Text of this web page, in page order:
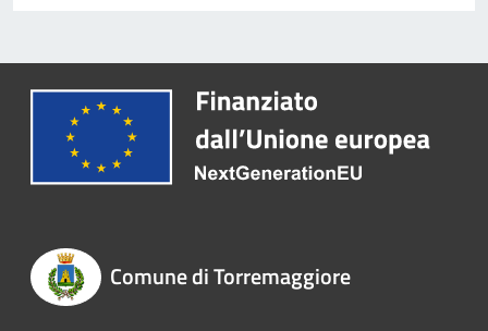
Comune di Torremaggiore